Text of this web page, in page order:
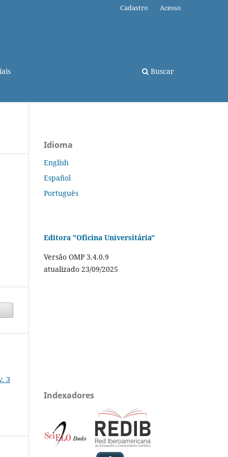
Buscar
Cadastro Acesso
3
Idioma
English
Español
Português
Editora "Oficina Universitária"
Versão OMP 3.4.0.9
atualizado 23/09/2025
Indexadores